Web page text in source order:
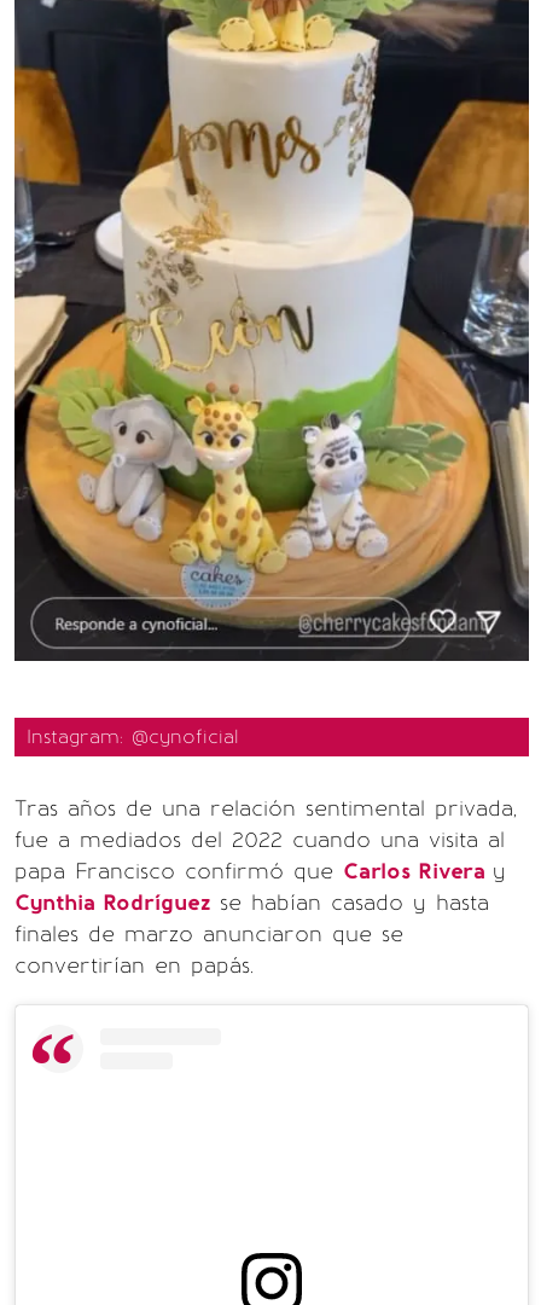
Instagram: @cynoficial
Tras años de una relación sentimental privada,
fue a mediados del 2022 cuando una visita al
papa Francisco confirmó que Carlos Rivera y
Cynthia Rodríguez se habían casado y hasta
finales de marzo anunciaron que se
convertirían en papás.